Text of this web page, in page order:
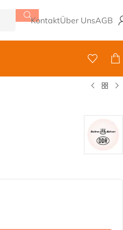
KontaktÜber UnsAGB